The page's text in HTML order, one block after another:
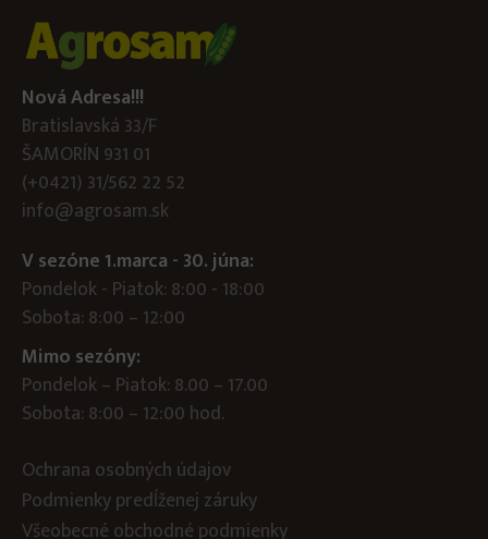
Nová Adresa!!!
Bratislavská 33/F
ŠAMORÍN 931 01
(+0421) 31/562 22 52
info@agrosam.sk
V sezóne 1.marca - 30. júna:
Pondelok - Piatok: 8:00 - 18:00
Sobota: 8:00 – 12:00
Mimo sezóny:
Pondelok – Piatok: 8.00 – 17.00
Sobota: 8:00 – 12:00 hod.
Ochrana osobných údajov
Podmienky predĺženej záruky
Všeobecné obchodné podmienky